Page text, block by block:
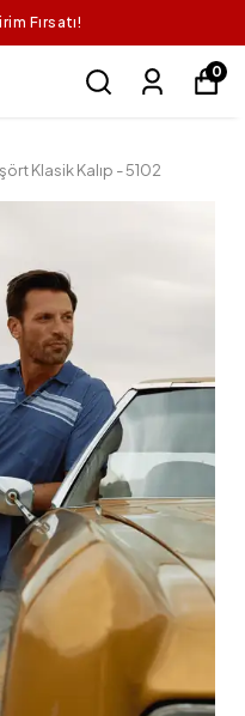
Fırsatı!
0
Klasik Kalıp - 5102